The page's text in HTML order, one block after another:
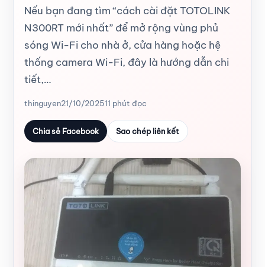
Nếu bạn đang tìm “cách cài đặt TOTOLINK
N300RT mới nhất” để mở rộng vùng phủ
sóng Wi-Fi cho nhà ở, cửa hàng hoặc hệ
thống camera Wi-Fi, đây là hướng dẫn chi
tiết,…
thinguyen21/10/202511 phút đọc
Chia sẻ Facebook Sao chép liên kết